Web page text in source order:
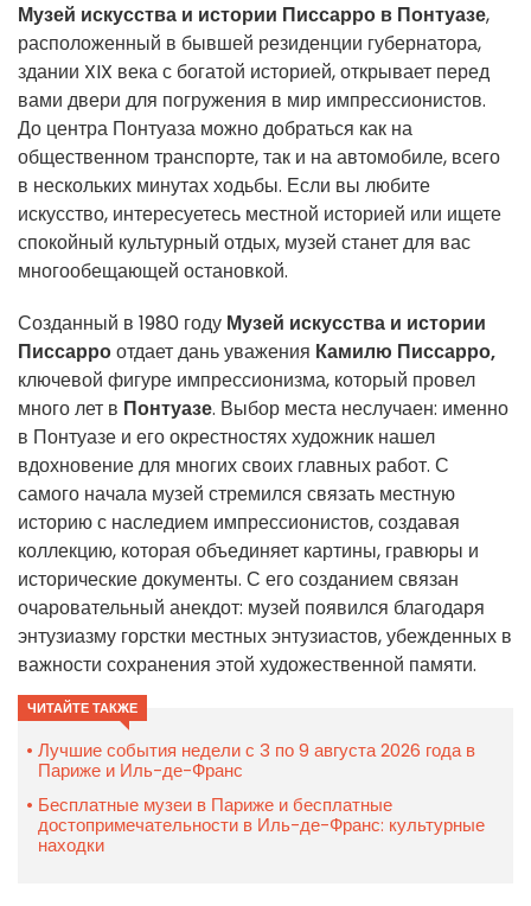
Музей искусства и истории Писсарро в Понтуазе,
расположенный в бывшей резиденции губернатора,
здании XIX века с богатой историей, открывает перед
вами двери для погружения в мир импрессионистов.
До центра Понтуаза можно добраться как на
общественном транспорте, так и на автомобиле, всего
в нескольких минутах ходьбы. Если вы любите
искусство, интересуетесь местной историей или ищете
спокойный культурный отдых, музей станет для вас
многообещающей остановкой.
Созданный в 1980 году Музей искусства и истории
Писсарроотдает дань уважения Камилю Писсарро,
ключевой фигуре импрессионизма, который провел
много лет в Понтуазе. Выбор места неслучаен: именно
в Понтуазе и его окрестностях художник нашел
вдохновение для многих своих главных работ. С
самого начала музей стремился связать местную
историю с наследием импрессионистов, создавая
коллекцию, которая объединяет картины, гравюры и
исторические документы. С его созданием связан
очаровательный анекдот: музей появился благодаря
энтузиазму горстки местных энтузиастов, убежденных в
важности сохранения этой художественной памяти.
ЧИТАЙТЕ ТАКЖЕ
Лучшие события недели с 3 по 9 августа 2026 года в
Париже и Иль-де-Франс
Бесплатные музеи в Париже и бесплатные
достопримечательности в Иль-де-Франс: культурные
находки